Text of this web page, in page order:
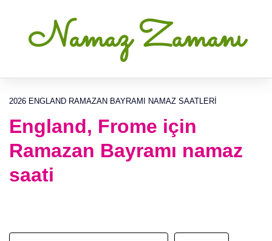
Namaz Zamanı
2026 ENGLAND RAMAZAN BAYRAMI NAMAZ SAATLERI
England, Frome için
Ramazan Bayramı namaz
saati